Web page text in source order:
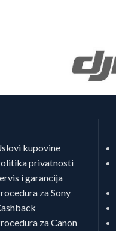
kupovine
privatnosti
i garancija
za Sony
za Canon